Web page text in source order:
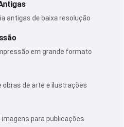
antigas de baixa resolução
em grande formato
obras de arte e ilustrações
imagens para publicações